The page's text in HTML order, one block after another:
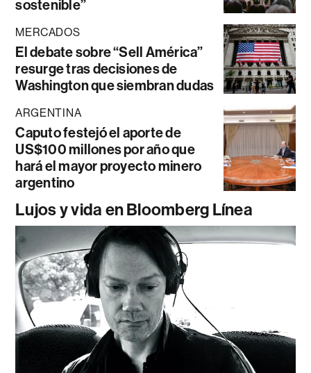
sostenible”
MERCADOS
El debate sobre “Sell América”
resurge tras decisiones de
Washington que siembran dudas
ARGENTINA
Caputo festejó el aporte de
US$100 millones por año que
hará el mayor proyecto minero
argentino
Lujos y vida en Bloomberg Línea